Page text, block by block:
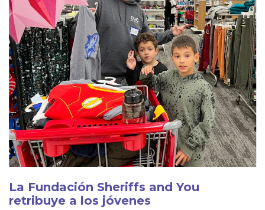
La Fundación Sheriffs and You
retribuye a los jóvenes